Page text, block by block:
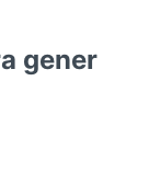
gener